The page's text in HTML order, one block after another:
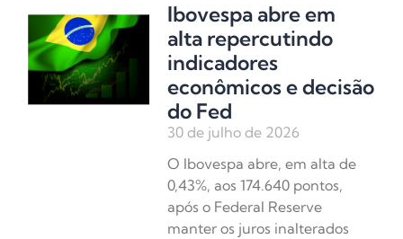
Ibovespa abre em
alta repercutindo
indicadores
econômicos e decisão
do Fed
30 de julho de 2026
O Ibovespa abre, em alta de
0,43%, aos 174.640 pontos,
após o Federal Reserve
manter os juros inalterados